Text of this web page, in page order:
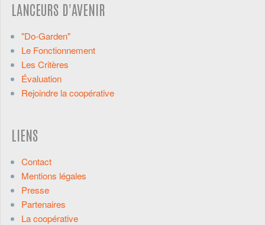
LANCEURS D'AVENIR
"Do-Garden"
Le Fonctionnement
Les Critères
Évaluation
Rejoindre la coopérative
LIENS
Contact
Mentions légales
Presse
Partenaires
La coopérative